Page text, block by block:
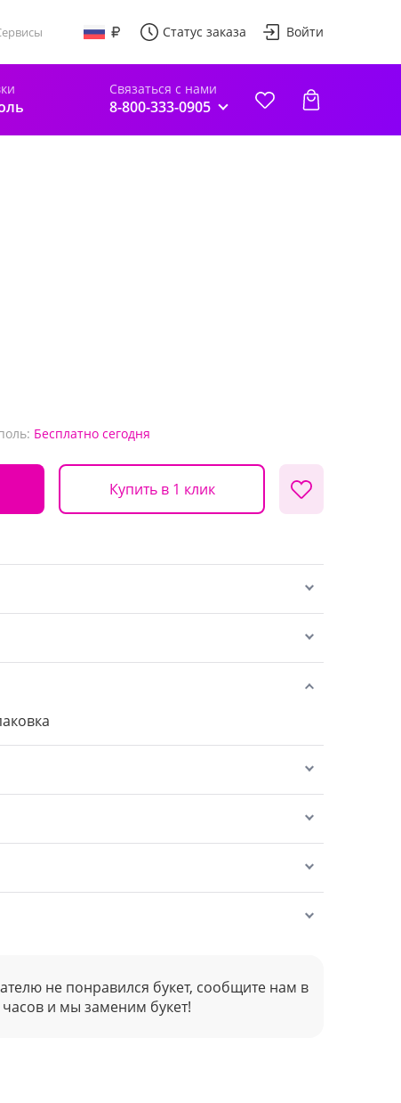
Статус заказа Войти
Связаться с нами
8-800-333-0905
Бесплатно сегодня
Купить в 1 клик
не понравился букет, сообщите нам в
и мы заменим букет!